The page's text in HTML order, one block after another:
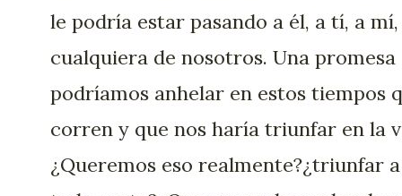
le podría estar pasando a él, a tí, a
cualquiera de nosotros. Una promesa
podríamos anhelar en estos tiempos
corren y que nos haría triunfar en la
¿Queremos eso realmente?¿triunfar a